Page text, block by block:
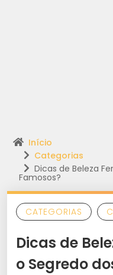
Início
Categorias
Dicas de Beleza
Famosos?
CATEGORIAS
Dicas de
o Segredo